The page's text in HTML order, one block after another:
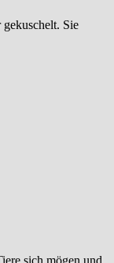
Sie
sich mögen und